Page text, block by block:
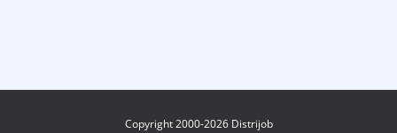
Copyright 2000-2026 Distrijob